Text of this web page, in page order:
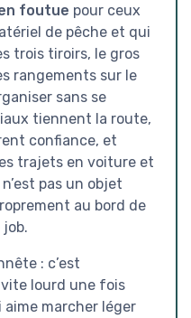
foutue pour ceux
de pêche et qui
trois tiroirs, le gros
rangements sur le
sans se
tiennent la route,
confiance, et
trajets en voiture et
pas un objet
au bord de
: c’est
lourd une fois
aime marcher léger